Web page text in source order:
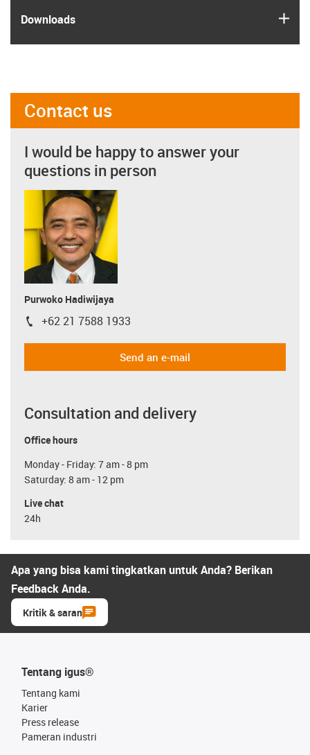
Downloads
Contact us
I would be happy to answer your
questions in person
Purwoko Hadiwijaya
igus-icon-phone
+62 21 7588 1933
Send an e-mail
Consultation and delivery
Office hours
Monday - Friday: 7 am - 8 pm
Saturday: 8 am - 12 pm
Live chat
24h
Apa yang bisa kami tingkatkan untuk Anda? Berikan
Feedback Anda.
Kritik & saran
Tentang igus®
Tentang kami
Karier
Press release
Pameran industri